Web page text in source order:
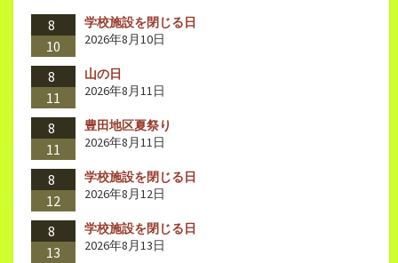
8
10
学校施設を閉じる日
2026年8月10日
8
11
山の日
2026年8月11日
8
11
豊田地区夏祭り
2026年8月11日
8
12
学校施設を閉じる日
2026年8月12日
8
13
学校施設を閉じる日
2026年8月13日